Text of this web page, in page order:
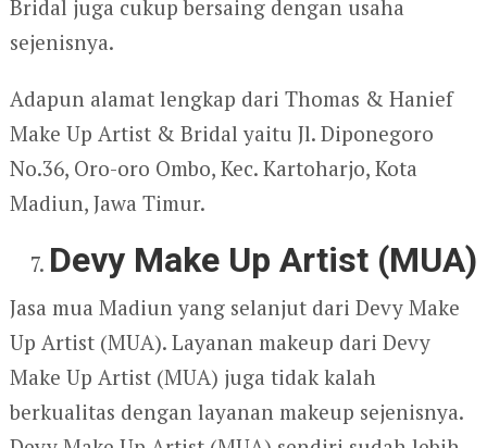
Bridal juga cukup bersaing dengan usaha
sejenisnya.
Adapun alamat lengkap dari Thomas & Hanief
Make Up Artist & Bridal yaitu Jl. Diponegoro
No.36, Oro-oro Ombo, Kec. Kartoharjo, Kota
Madiun, Jawa Timur.
Devy Make Up Artist (MUA)
Jasa mua Madiun yang selanjut dari Devy Make
Up Artist (MUA). Layanan makeup dari Devy
Make Up Artist (MUA) juga tidak kalah
berkualitas dengan layanan makeup sejenisnya.